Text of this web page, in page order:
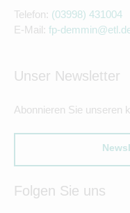
Telefon: (03998) 431004
E-Mail: fp-
Unser Newsletter
Abonnieren Sie unseren
Folgen Sie uns